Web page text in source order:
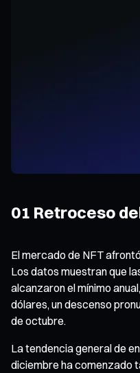
01 Retroceso
El mercado de NFT
Los datos muestran que
alcanzaron el mínimo
dólares, un descenso
de octubre.
La tendencia general de
diciembre ha comenzado